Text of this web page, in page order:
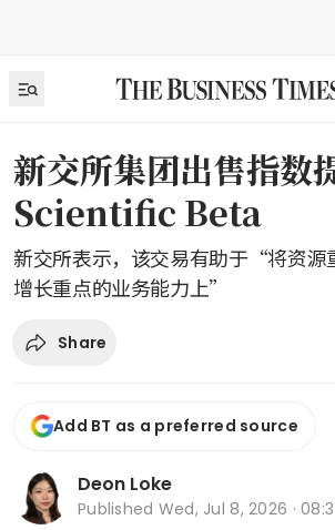
新交所集团出售指数
Scientific Beta
新交所表示，该交易有助于“将资源
增长重点的业务能力上”
Share
Add BT as a preferred source
Deon Loke
Published Wed, Jul 8, 2026 ·